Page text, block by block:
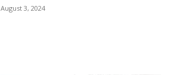
August 3, 2024